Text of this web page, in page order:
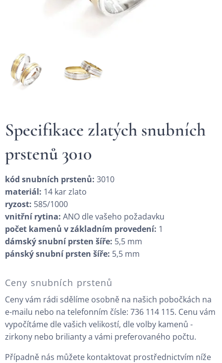
Specifikace zlatých snubních
prstenů 3010
kód snubních prstenů: 3010
materiál: 14 kar zlato
ryzost: 585/1000
vnitřní rytina: ANO dle vašeho požadavku
počet kamenů v základním provedení: 1
dámský snubní prsten šíře: 5,5 mm
pánský snubní prsten šíře: 5,5 mm
Ceny snubních prstenů
Ceny vám rádi sdělíme osobně na našich pobočkách na
e-mailu nebo na telefonním čísle: 736 114 115. Cenu vám
vypočítáme dle vašich velikostí, dle volby kamenů -
zirkony nebo brilianty a vámi preferovaného počtu.
Případně nás můžete kontaktovat prostřednictvím níže